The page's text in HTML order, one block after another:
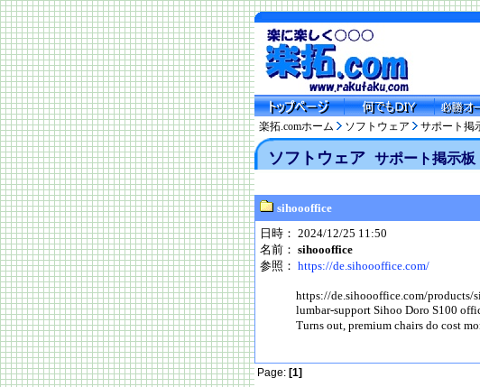
楽拓.comホーム ソフトウェア サポート掲
ソフトウェア サポート掲示板
sihoooffice
日時： 2024/12/25 11:50
名前： sihoooffice
参照： https://de.sihoooffice.com/
https://de.sihoooffice.com/
lumbar-support Sihoo Doro S100
Turns out, premium chairs do cost
Page: [1]